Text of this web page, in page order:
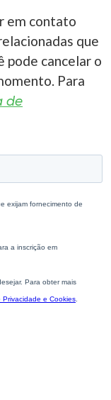
em contato
que
pode cancelar o
Para
de